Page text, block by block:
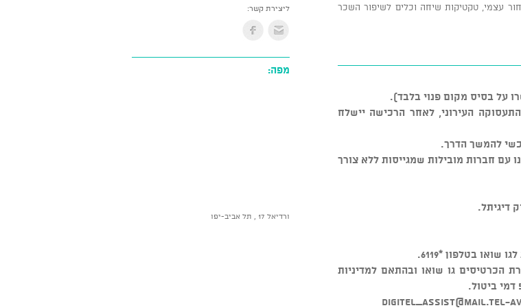
עצמי, טקטיקות שיחה וכלים לשיפור השכר
על בסיס מקום פנוי בלבד).
העירוני, לאחר הרכישה יישלח
להמשך הדרך.
הגג שלנו עם חברות מובילות שמגייסות ללא צורך
דיגיתל.
בטלפון *6119.
הכרטיסים גו שואו ובהתאם למדיניות
assist@mail.tel-
ליצירת קשר:
מפה:
ורדיאל 17 , תל אביב-יפו